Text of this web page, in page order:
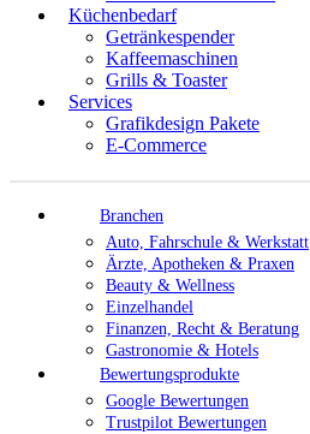
Küchenbedarf
Getränkespender
Kaffeemaschinen
Grills & Toaster
Services
Grafikdesign Pakete
E-Commerce
Branchen
Auto, Fahrschule & Werkstatt
Ärzte, Apotheken & Praxen
Beauty & Wellness
Einzelhandel
Finanzen, Recht & Beratung
Gastronomie & Hotels
Bewertungsprodukte
Google Bewertungen
Trustpilot Bewertungen